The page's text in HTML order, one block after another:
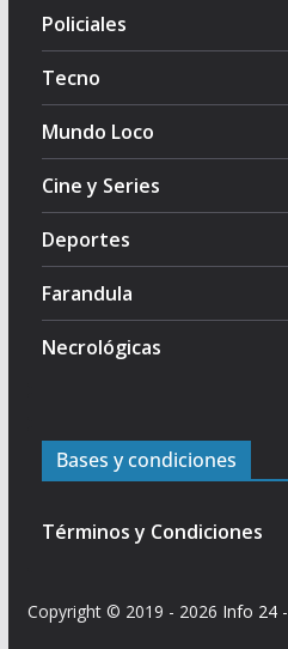
Policiales
Tecno
Mundo Loco
Cine y Series
Deportes
Farandula
Necrológicas
Bases y condiciones
Términos y Condiciones
Copyright © 2019 - 2026 Info 24-